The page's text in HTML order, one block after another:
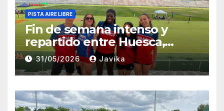
PISTA AIRE LIBRE
Fin de semana intenso y
repartido entre Huesca,
Zaragoza y Madrid para el
Club Atletismo Fraga
31/05/2026 Javika